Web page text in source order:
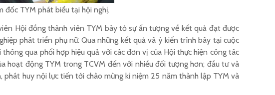
đốc TYM phát biểu tại hội nghị.
Hội đồng thành viên TYM bày tỏ sự ấn tượng về kết quả đạt được
phát triển phụ nữ. Qua những kết quả và ý kiến trình bày tại cuộc
qua phối hợp hiệu quả với các đơn vị của Hội thực hiện công tác
hoạt động TYM trong TCVM đến với nhiều đối tượng hơn; đầu tư và
huy nội lực tiến tới chào mừng kỉ niệm 25 năm thành lập TYM và